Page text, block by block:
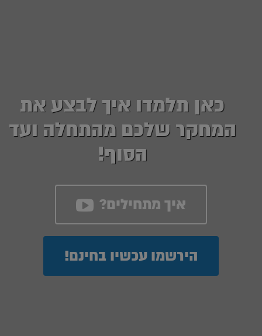
כאן תלמדו איך לבצע את
המחקר שלכם מהתחלה ועד
הסוף!
איך מתחילים?
הירשמו עכשיו בחינם!